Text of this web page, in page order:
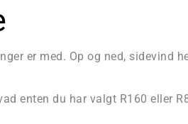
er med. Op og ned, sidevind
enten du har valgt R160 eller